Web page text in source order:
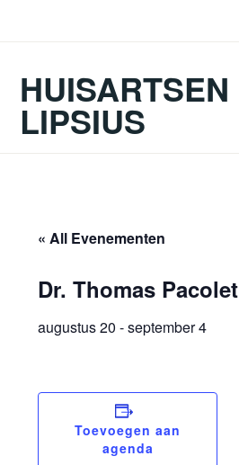
HUISARTSEN
LIPSIUS
« All Evenementen
Dr. Thomas Pacolet
augustus 20 -september 4
Toevoegen aan
agenda